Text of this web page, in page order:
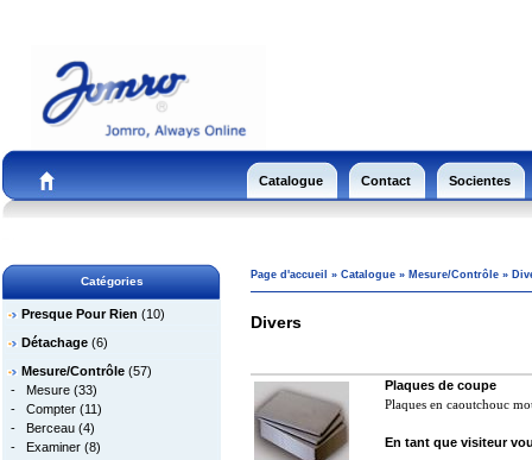
Catalogue Contact Socientes
Catégories
Presque Pour Rien (10)
Détachage (6)
Mesure/Contrôle (57)
- Mesure (33)
- Compter (11)
- Berceau (4)
- Examiner (8)
Page d'accueil » Catalogue » Mesure/Contrôle »
Divers
Plaques de coupe
Plaques en caoutchouc
En tant que visiteur